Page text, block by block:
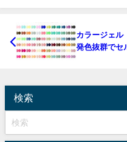
カラージェル
発色抜群でセ
検索